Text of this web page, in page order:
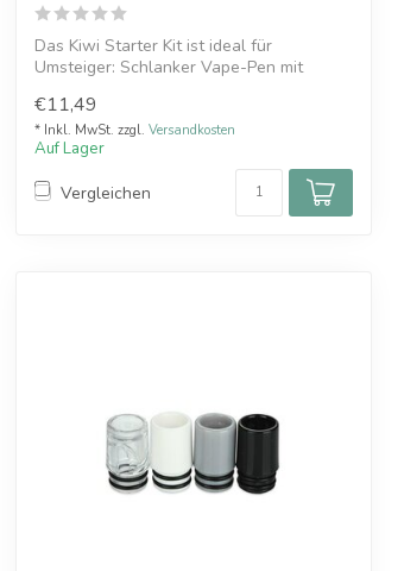
Das Kiwi Starter Kit ist ideal für
Umsteiger: Schlanker Vape-Pen mit
€11,49
* Inkl. MwSt. zzgl. Versandkosten
Auf Lager
Vergleichen